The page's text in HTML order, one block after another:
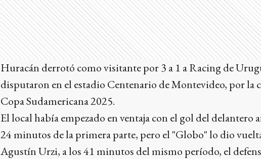
Huracán derrotó como visitante por 3 a 1 a Racing de
disputaron en el estadio Centenario de Montevideo, por la
Copa Sudamericana 2025.
El local había empezado en ventaja con el gol del
24 minutos de la primera parte, pero el "Globo" lo dio
Agustín Urzi, a los 41 minutos del mismo período, el